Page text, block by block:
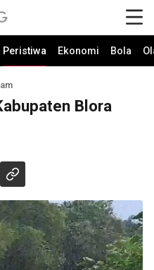
Peristiwa Ekonomi Bola
Blora